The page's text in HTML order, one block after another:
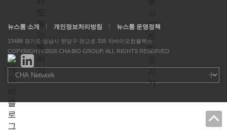
뉴스룸 소개 개인정보처리방침 뉴스룸 운영정책
13488 경기도 성남시 분당구 판교로 335 차바이오컴플렉스
COPYRIGHT©2026 CHA BIO GROUP, ALL RIGHTS RESERVED